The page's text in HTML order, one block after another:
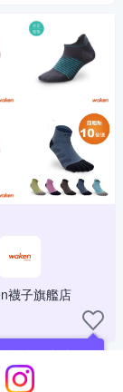
襪子旗艦店
愛的商店！